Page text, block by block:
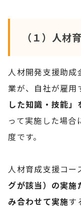
（１）人材
人材開発支援助成
業が、自社が雇用
した知識・技能
って実施した場合
度です。
人材育成支援コー
グが該当）の実施
み合わせて実施す